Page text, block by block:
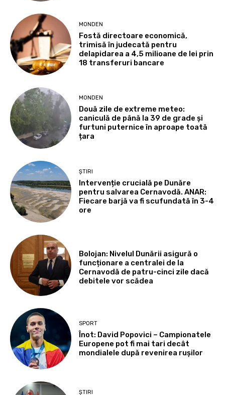
MONDEN
Fostă directoare economică,
trimisă în judecată pentru
delapidarea a 4,5 milioane de lei prin
18 transferuri bancare
MONDEN
Două zile de extreme meteo:
caniculă de până la 39 de grade și
furtuni puternice în aproape toată
țara
ȘTIRI
Intervenție crucială pe Dunăre
pentru salvarea Cernavodă. ANAR:
Fiecare barjă va fi scufundată în 3-4
ore
Bolojan: Nivelul Dunării asigură o
funcționare a centralei de la
Cernavodă de patru-cinci zile dacă
debitele vor scădea
SPORT
Înot: David Popovici – Campionatele
Europene pot fi mai tari decât
mondialele după revenirea rușilor
ȘTIRI